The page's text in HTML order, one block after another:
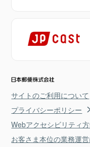
サイトのご利用について
プライバシーポリシー
Webアクセシビリティ
お客さま本位の業務運